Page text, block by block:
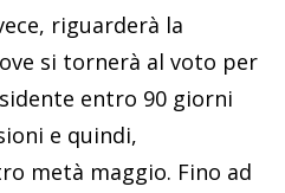
riguarderà la
si tornerà al voto per
entro 90 giorni
e quindi,
metà maggio. Fino ad